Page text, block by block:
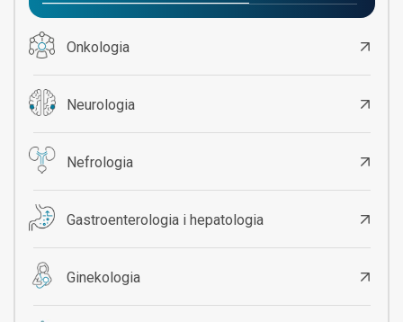
Onkologia
Neurologia
Nefrologia
Gastroenterologia i hepatologia
Ginekologia